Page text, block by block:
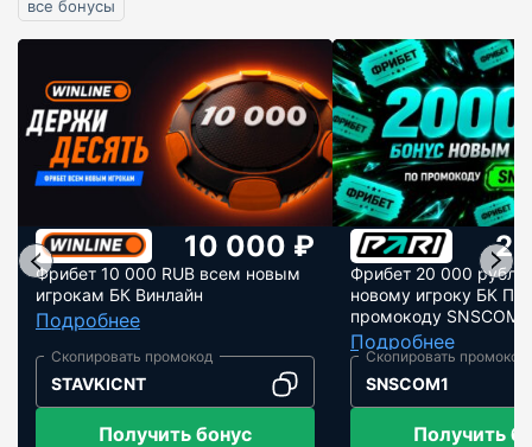
все бонусы
10 000 ₽
Фрибет 10 000 RUB всем новым
игрокам БК Винлайн
Подробнее
STAVKICNT
Получить бонус
Фрибет 20 000
новому игроку БК
промокоду SNSCOM1
Подробнее
SNSCOM1
Получить